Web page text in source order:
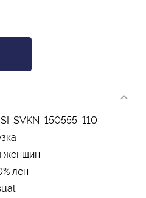
SVKN_150555_110
женщин
лен